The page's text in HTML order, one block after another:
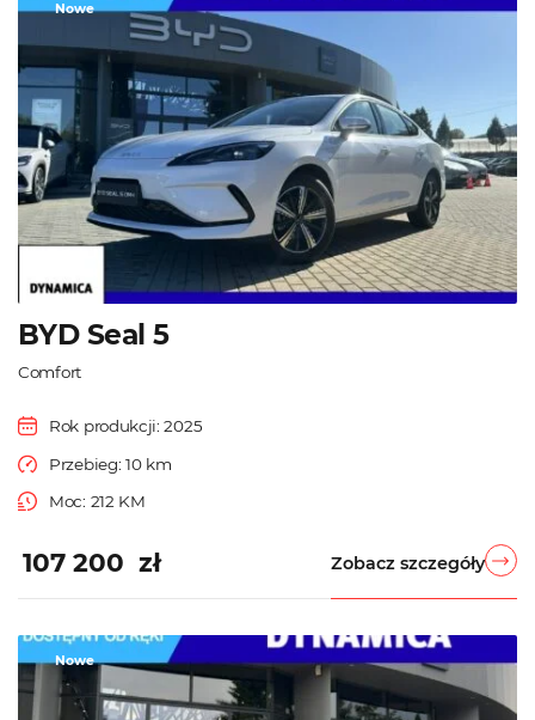
Nowe
BYD Seal 5
Comfort
Rok produkcji: 2025
Przebieg: 10 km
Moc: 212 KM
107 200 zł Zobacz szczegóły
Nowe